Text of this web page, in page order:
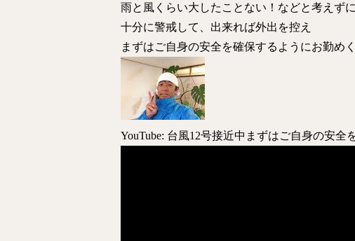
雨と風くらい大したことない！などと考えずに
十分に警戒して、出来れば外出を控え
まずはご自身の安全を確保するようにお勤め
YouTube: 台風12号接近中まずはご自身の安全